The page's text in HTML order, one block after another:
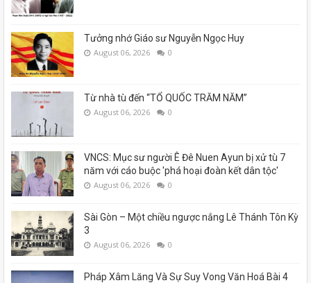
Tưởng nhớ Giáo sư Nguyễn Ngọc Huy
August 06, 2026 0
Từ nhà tù đến “TỔ QUỐC TRĂM NĂM”
August 06, 2026 0
VNCS: Mục sư người Ê Đê Nuen Ayun bị xử tù 7
năm với cáo buộc 'phá hoại đoàn kết dân tộc'
August 06, 2026 0
Sài Gòn – Một chiều ngược nắng Lê Thánh Tôn Kỳ
3
August 06, 2026 0
Pháp Xâm Lăng Và Sự Suy Vong Văn Hoá Bài 4